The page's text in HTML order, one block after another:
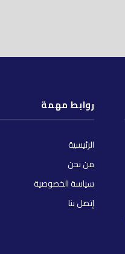
روابط مهمة
الرئيسية
من نحن
سياسة الخصوصية
إتصل بنا